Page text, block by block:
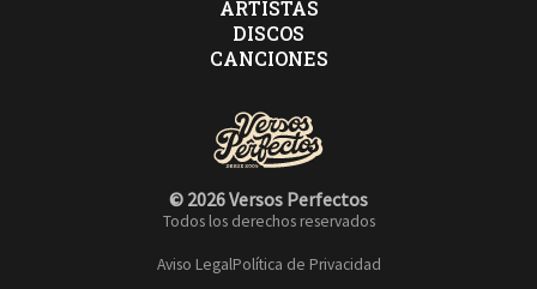
ARTISTAS
DISCOS
CANCIONES
© 2026 Versos Perfectos
Todos los derechos reservados
Aviso LegalPolítica de Privacidad